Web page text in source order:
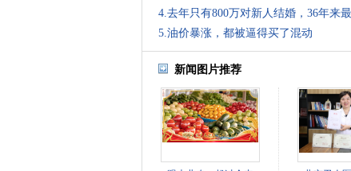
4.去年只有800万对新人结婚，36年来
5.油价暴涨，都被逼得买了混动
新闻图片推荐